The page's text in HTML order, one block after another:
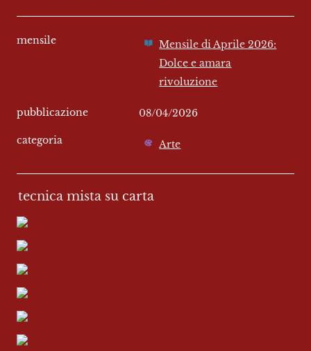
mensile
Mensile di Aprile 2026:
Dolce e amara
rivoluzione
pubblicazione 08/04/2026
categoria Arte
tecnica mista su carta